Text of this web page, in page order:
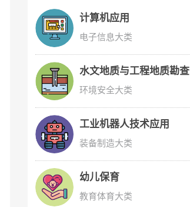
计算机应用
电子信息大类
水文地质与工程地质勘查
环境安全大类
工业机器人技术应用
装备制造大类
幼儿保育
教育体育大类